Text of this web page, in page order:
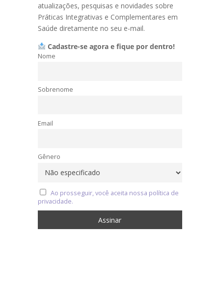
atualizações, pesquisas e novidades sobre
Práticas Integrativas e Complementares em
Saúde diretamente no seu e-mail.
Cadastre-se agora e fique por dentro!
Nome
Sobrenome
Email
Gênero
Ao prosseguir, você aceita nossa política de
privacidade.